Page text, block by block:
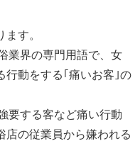
ます。
業界の専門用語で、女
行動をする｢痛いお客｣の
要する客など痛い行動
店の従業員から嫌われる